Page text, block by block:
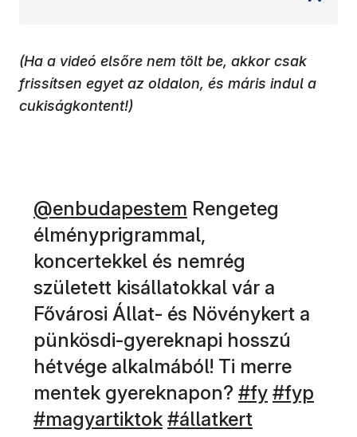
(Ha a videó elsőre nem tölt be, akkor csak
frissítsen egyet az oldalon, és máris indul a
cukiságkontent!)
(új ablakban nyílik meg)
@enbudapestem Rengeteg
élményprigrammal,
koncertekkel és nemrég
született kisállatokkal vár a
Fővárosi Állat- és Növénykert a
pünkösdi-gyereknapi hosszú
hétvége alkalmából! Ti merre
mentek gyereknapon? (új ablakban
#fy (új
#fyp
#magyartiktok (új ablakban nyílik
#állatkert